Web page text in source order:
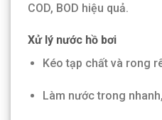
COD, BOD hiệu quả.
Xử lý nước hồ bơi
Kéo tạp chất và rong
Làm nước trong